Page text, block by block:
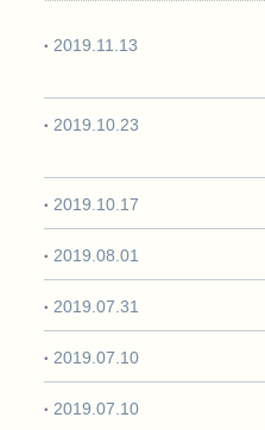
2019.11.13
2019.10.23
2019.10.17
2019.08.01
2019.07.31
2019.07.10
2019.07.10